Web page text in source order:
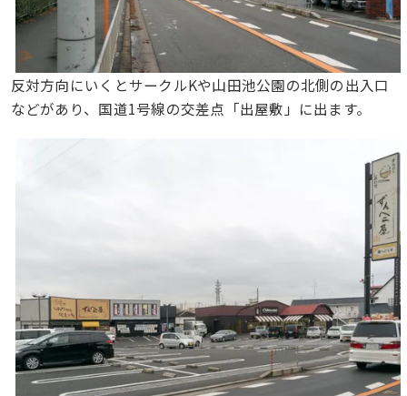
反対方向にいくとサークルKや山田池公園の北側の出入口
などがあり、国道1号線の交差点「出屋敷」に出ます。